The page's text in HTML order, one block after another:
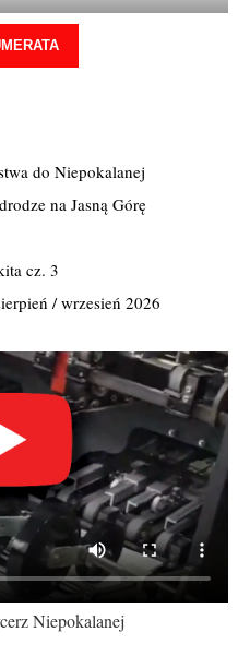
do Niepokalanej
na Jasną Górę
cz. 3
/ wrzesień 2026
Niepokalanej